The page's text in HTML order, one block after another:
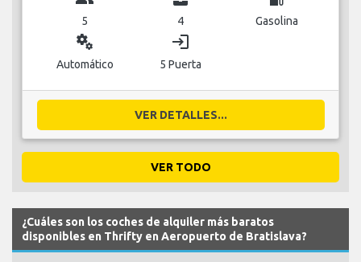
5 4 Gasolina
miscellaneous_services
Automático
login
5 Puerta
VER DETALLES...
VER TODO
¿Cuáles son los coches de alquiler más baratos
disponibles en Thrifty en Aeropuerto de Bratislava?